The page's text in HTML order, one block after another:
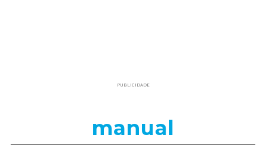
PUBLICIDADE
manual